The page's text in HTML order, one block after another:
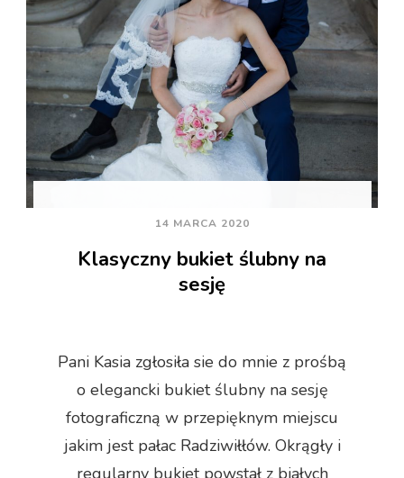
14 MARCA 2020
Klasyczny bukiet ślubny na
sesję
Pani Kasia zgłosiła sie do mnie z prośbą
o elegancki bukiet ślubny na sesję
fotograficzną w przepięknym miejscu
jakim jest pałac Radziwiłłów. Okrągły i
regularny bukiet powstał z białych